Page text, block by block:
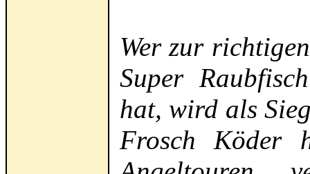
Wer zur
Super
hat, wird als
Frosch Köder